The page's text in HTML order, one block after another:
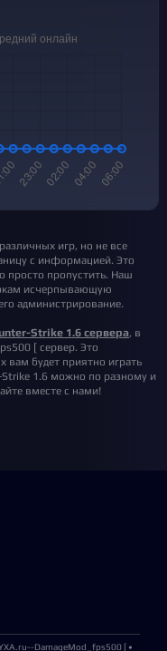
игр, но не все
с информацией. Это
просто пропустить. Наш
исчерпывающую
администрирование.
Strike 1.6 сервера, в
[ сервер. Это
вам будет приятно играть
1.6 можно по разному и
вместе с нами!
DamageMod_fps500 [ •